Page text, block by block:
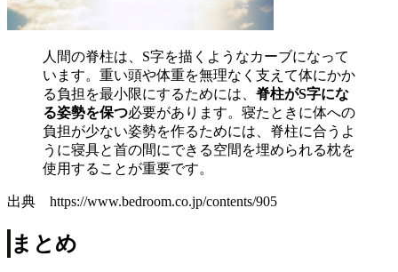
人間の脊柱は、S字を描くようなカーブになって
います。重い頭や体重を無理なく支えて体にかか
る負担を最小限にするためには、脊柱がS字にな
る姿勢を保つ必要があります。寝たときに体への
負担が少ない姿勢を作るためには、脊柱に合うよ
うに寝具と首の間にできる空間を埋められる枕を
使用することが重要です。
出典 https://www.bedroom.co.jp/contents/905
まとめ